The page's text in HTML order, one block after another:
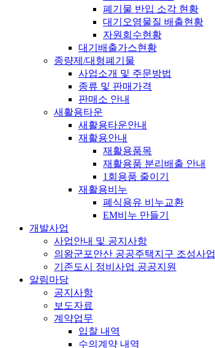
폐기물 반입 소각 현황
대기오염물질 배출현황
자원회수현황
대기배출가스현황
종량제/대형폐기물
사업소개 및 주문방법
종류 및 판매가격
판매소 안내
새활용타운
새활용타운안내
재활용안내
재활용품목
재활용품 분리배출 안내
1회용품 줄이기
재활용비누
폐식용유 비누교환
EM비누 만들기
개발사업
사업안내 및 공지사항
의왕군포안산 공공주택지구 조성사업
기존도시 정비사업 공공지원
알림마당
공지사항
보도자료
계약업무
입찰 내역
수의계약 내역